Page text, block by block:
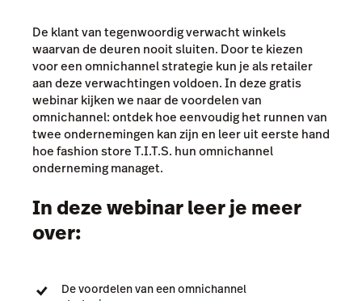
De klant van tegenwoordig verwacht winkels
waarvan de deuren nooit sluiten. Door te kiezen
voor een omnichannel strategie kun je als retailer
aan deze verwachtingen voldoen. In deze gratis
webinar kijken we naar de voordelen van
omnichannel: ontdek hoe eenvoudig het runnen van
twee ondernemingen kan zijn en leer uit eerste hand
hoe fashion store T.I.T.S. hun omnichannel
onderneming managet.
In deze webinar leer je meer
over:
De voordelen van een omnichannel